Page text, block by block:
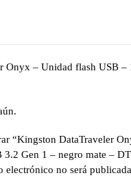
Onyx – Unidad flash USB –
“Kingston DataTraveler
3.2 Gen 1 – negro mate –
electrónico no será